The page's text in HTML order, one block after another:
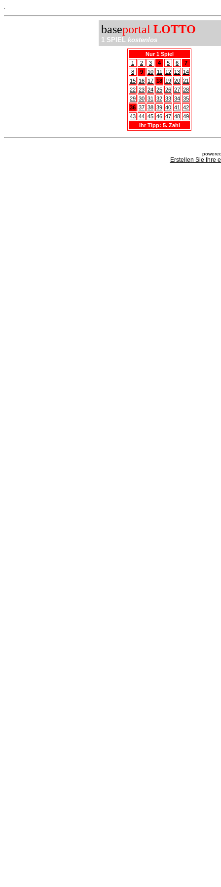
baseportal LOTTO
1 SPIEL kostenlos
Nur 1 Spiel
1
2 3 4 5 6
7
8
9 10 11 12 13 14
15 16 17 18 19 20 21
22 23 24 25 26 27 28
29 30 31 32 33 34 35
36 37 38 39 40 41
42
43 44 45 46 47 48 49
Ihr Tipp: 5. Zahl
Erstellen Sie Ihre